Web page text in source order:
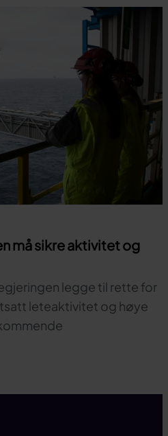
må sikre aktivitet og
legge til rette for
leteaktivitet og høye